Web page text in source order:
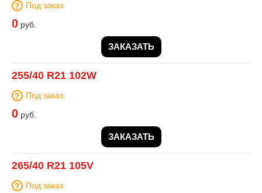
Под заказ
0 руб.
ЗАКАЗАТЬ
255/40 R21 102W
Под заказ
0 руб.
ЗАКАЗАТЬ
265/40 R21 105V
Под заказ